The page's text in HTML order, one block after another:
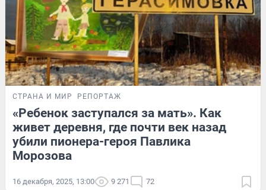
СТРАНА И МИР РЕПОРТАЖ
«Ребенок заступался за мать». Как
живет деревня, где почти век назад
убили пионера-героя Павлика
Морозова
16 декабря, 2025, 13:00 9 271 72